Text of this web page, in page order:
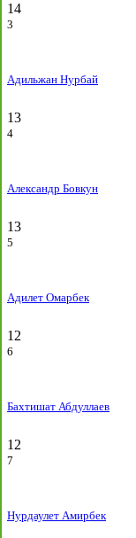
14
3
Адильжан Нурбай
13
4
Александр Бовкун
13
5
Адилет Омарбек
12
6
Бахтишат Абдуллаев
12
7
Нурдаулет Амирбек